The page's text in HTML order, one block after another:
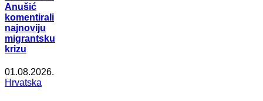
Anušić
komentirali
najnoviju
migrantsku
krizu
01.08.2026.
Hrvatska